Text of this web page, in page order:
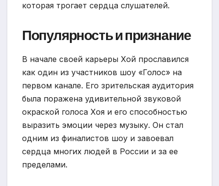
которая трогает сердца слушателей.
Популярность и признание
В начале своей карьеры Хой прославился
как один из участников шоу «Голос» на
первом канале. Его зрительская аудитория
была поражена удивительной звуковой
окраской голоса Хоя и его способностью
выразить эмоции через музыку. Он стал
одним из финалистов шоу и завоевал
сердца многих людей в России и за ее
пределами.